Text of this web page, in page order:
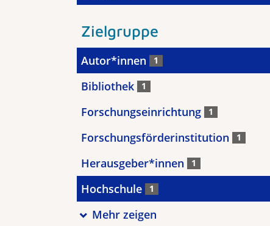
Zielgruppe
Autor*innen 1
Bibliothek 1
Forschungseinrichtung 1
Forschungsförderinstitution 1
Herausgeber*innen 1
Hochschule 1
Mehr zeigen